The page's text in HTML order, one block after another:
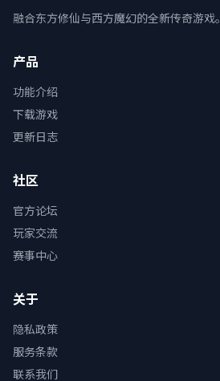
融合东方修仙与西方魔幻的全新传奇游戏。
产品
功能介绍
下载游戏
更新日志
社区
官方论坛
玩家交流
赛事中心
关于
隐私政策
服务条款
联系我们